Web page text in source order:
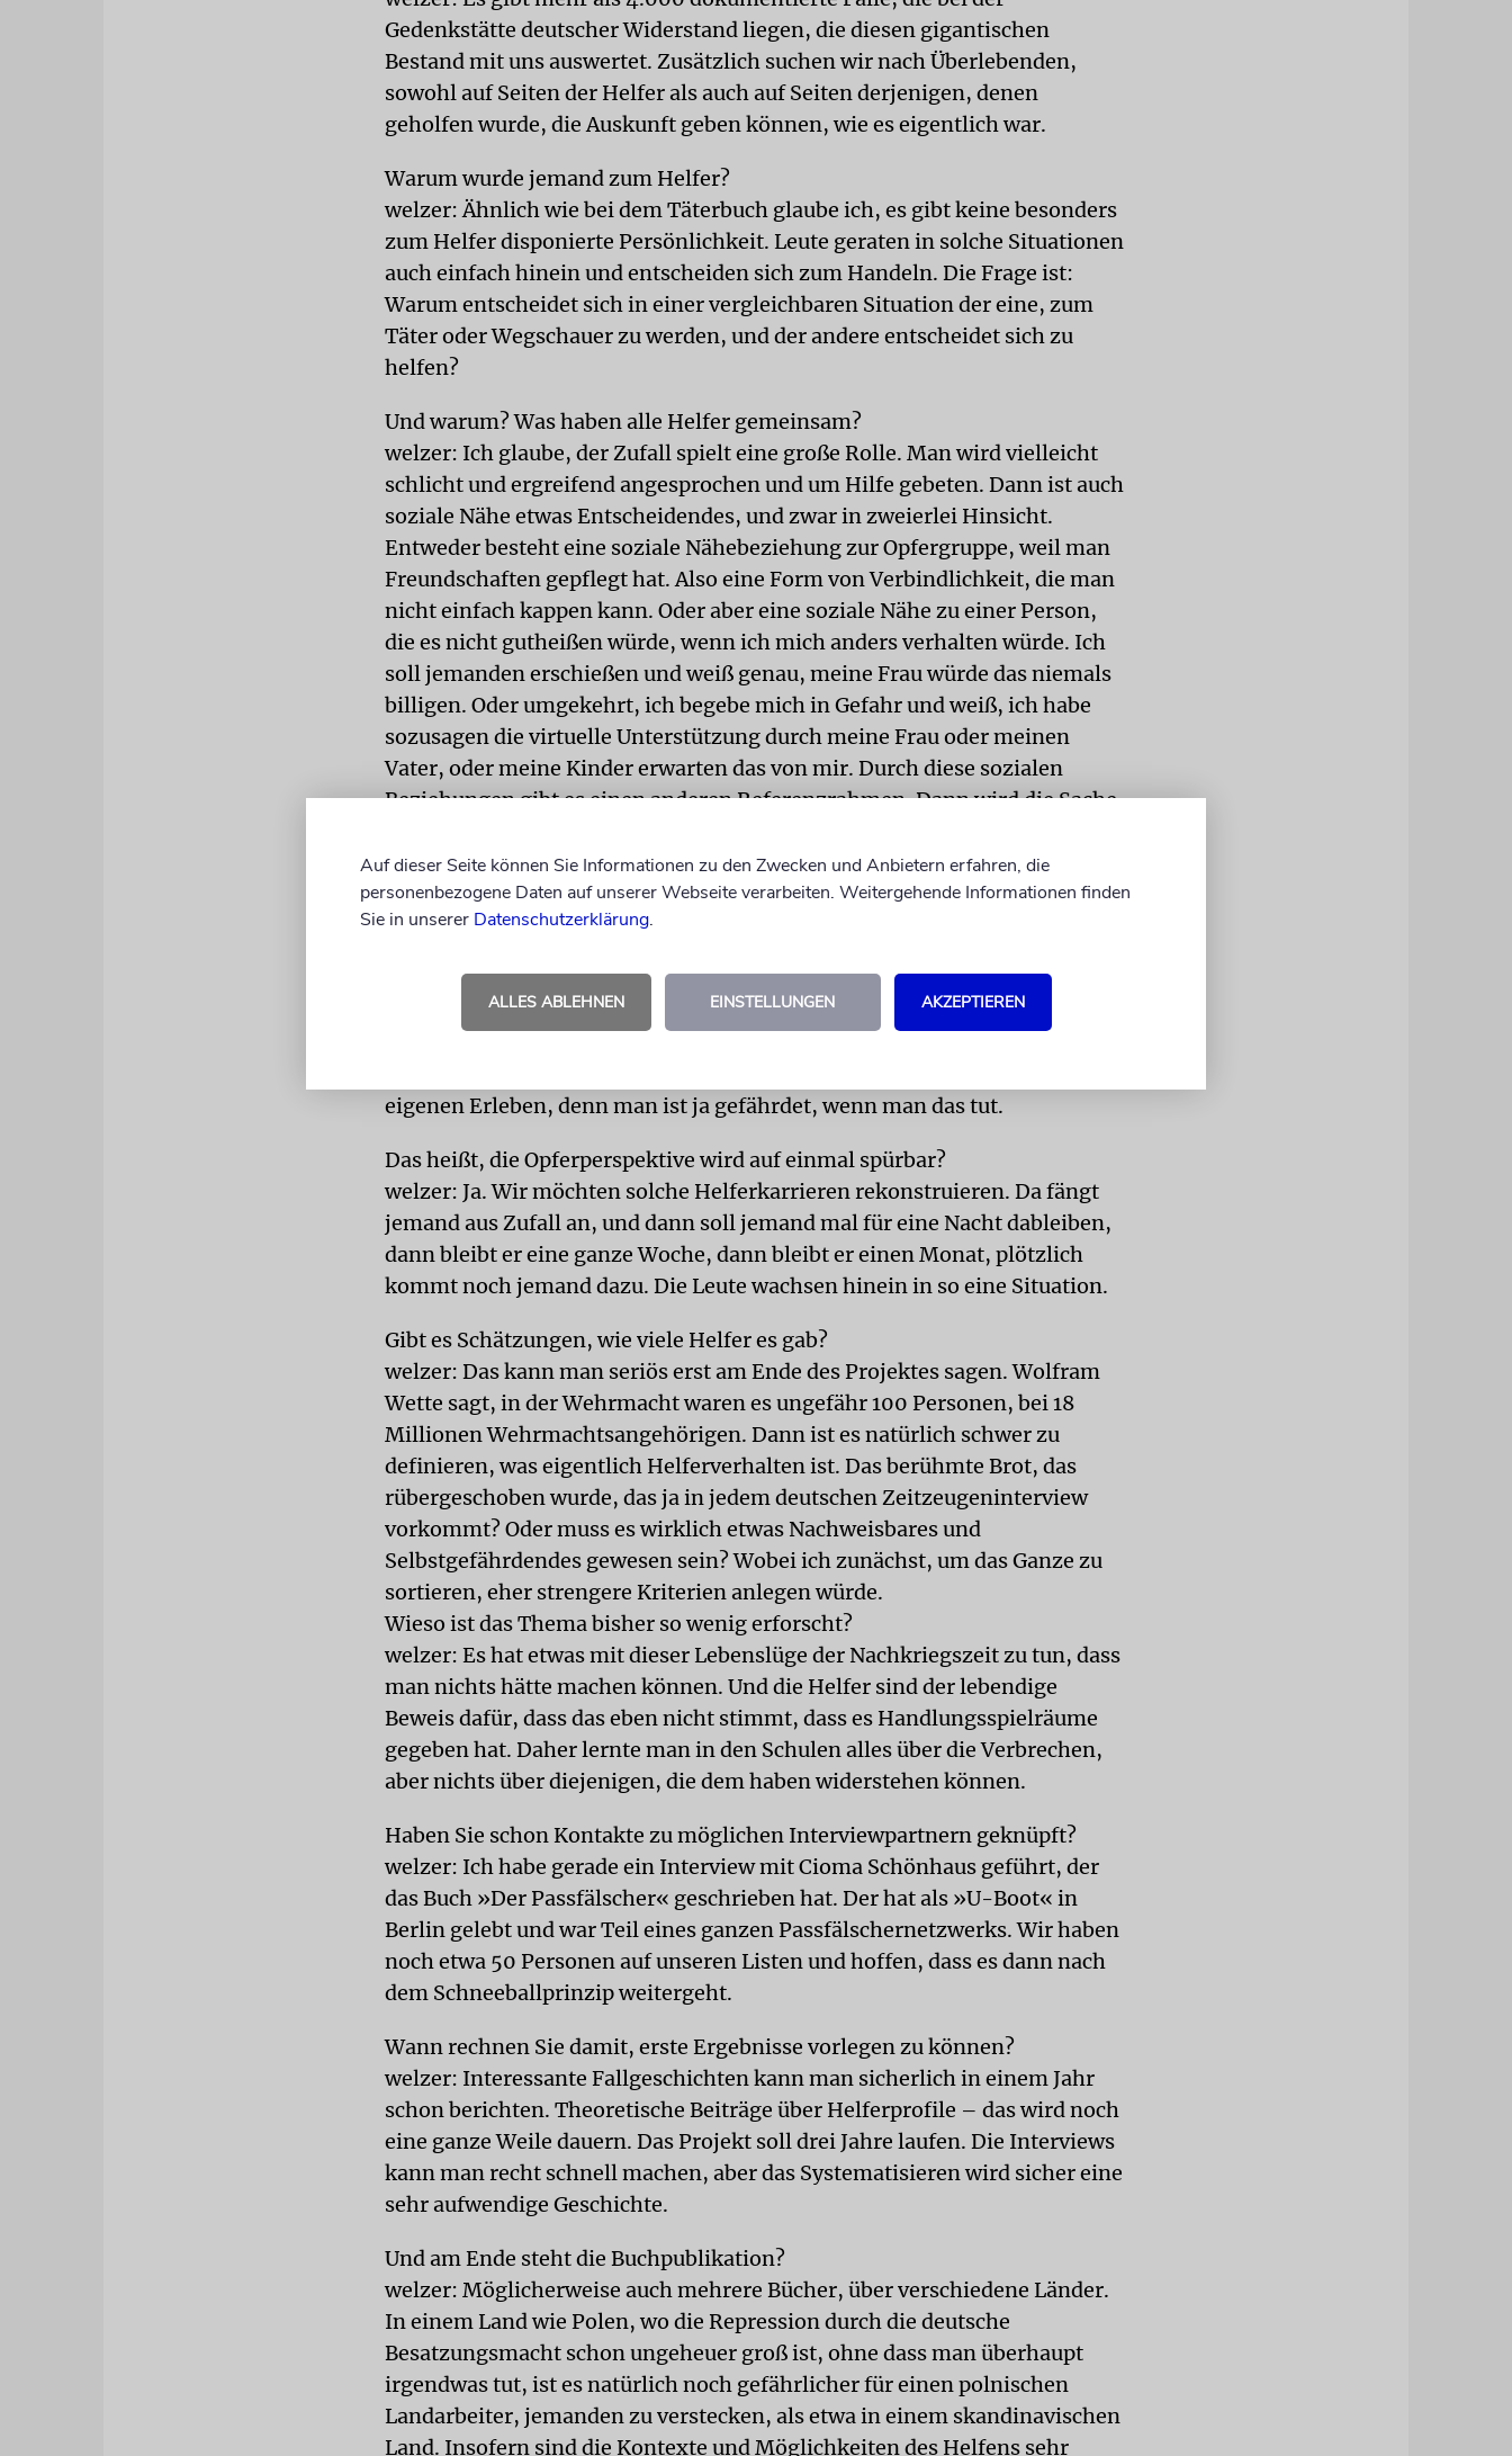
Gedenkstätte deutscher Widerstand liegen, die diesen gigantischen
Bestand mit uns auswertet. Zusätzlich suchen wir nach Überlebenden,
sowohl auf Seiten der Helfer als auch auf Seiten derjenigen, denen
geholfen wurde, die Auskunft geben können, wie es eigentlich war.
Warum wurde jemand zum Helfer?
welzer: Ähnlich wie bei dem Täterbuch glaube ich, es gibt keine besonders
zum Helfer disponierte Persönlichkeit. Leute geraten in solche Situationen
auch einfach hinein und entscheiden sich zum Handeln. Die Frage ist:
Warum entscheidet sich in einer vergleichbaren Situation der eine, zum
Täter oder Wegschauer zu werden, und der andere entscheidet sich zu
helfen?
Und warum? Was haben alle Helfer gemeinsam?
welzer: Ich glaube, der Zufall spielt eine große Rolle. Man wird vielleicht
schlicht und ergreifend angesprochen und um Hilfe gebeten. Dann ist auch
soziale Nähe etwas Entscheidendes, und zwar in zweierlei Hinsicht.
Entweder besteht eine soziale Nähebeziehung zur Opfergruppe, weil man
Freundschaften gepflegt hat. Also eine Form von Verbindlichkeit, die man
nicht einfach kappen kann. Oder aber eine soziale Nähe zu einer Person,
die es nicht gutheißen würde, wenn ich mich anders verhalten würde. Ich
soll jemanden erschießen und weiß genau, meine Frau würde das niemals
billigen. Oder umgekehrt, ich begebe mich in Gefahr und weiß, ich habe
sozusagen die virtuelle Unterstützung durch meine Frau oder meinen
Vater, oder meine Kinder erwarten das von mir. Durch diese sozialen
Beziehungen gibt es einen anderen Referenzrahmen. Dann wird die Sache
Täter und in Situation B zum Helfer. Und dann gibt es regelrechte
Helferkarrieren: Jemand hilft einmal aus einer spontanen Situation
heraus, und dann verstetigt sich dieses Hilfeverhalten.
Wie kommt es dazu?
welzer: Wenn man sich einmal normenwidrig verhält und jemandem hilft,
eigenen Erleben, denn man ist ja gefährdet, wenn man das tut.
Das heißt, die Opferperspektive wird auf einmal spürbar?
welzer: Ja. Wir möchten solche Helferkarrieren rekonstruieren. Da fängt
jemand aus Zufall an, und dann soll jemand mal für eine Nacht dableiben,
dann bleibt er eine ganze Woche, dann bleibt er einen Monat, plötzlich
kommt noch jemand dazu. Die Leute wachsen hinein in so eine Situation.
Gibt es Schätzungen, wie viele Helfer es gab?
welzer: Das kann man seriös erst am Ende des Projektes sagen. Wolfram
Wette sagt, in der Wehrmacht waren es ungefähr 100 Personen, bei 18
Millionen Wehrmachtsangehörigen. Dann ist es natürlich schwer zu
definieren, was eigentlich Helferverhalten ist. Das berühmte Brot, das
rübergeschoben wurde, das ja in jedem deutschen Zeitzeugeninterview
vorkommt? Oder muss es wirklich etwas Nachweisbares und
Selbstgefährdendes gewesen sein? Wobei ich zunächst, um das Ganze zu
sortieren, eher strengere Kriterien anlegen würde.
Wieso ist das Thema bisher so wenig erforscht?
welzer: Es hat etwas mit dieser Lebenslüge der Nachkriegszeit zu tun, dass
man nichts hätte machen können. Und die Helfer sind der lebendige
Beweis dafür, dass das eben nicht stimmt, dass es Handlungsspielräume
gegeben hat. Daher lernte man in den Schulen alles über die Verbrechen,
aber nichts über diejenigen, die dem haben widerstehen können.
Haben Sie schon Kontakte zu möglichen Interviewpartnern geknüpft?
welzer: Ich habe gerade ein Interview mit Cioma Schönhaus geführt, der
das Buch »Der Passfälscher« geschrieben hat. Der hat als »U-Boot« in
Berlin gelebt und war Teil eines ganzen Passfälschernetzwerks. Wir haben
noch etwa 50 Personen auf unseren Listen und hoffen, dass es dann nach
dem Schneeballprinzip weitergeht.
Wann rechnen Sie damit, erste Ergebnisse vorlegen zu können?
welzer: Interessante Fallgeschichten kann man sicherlich in einem Jahr
schon berichten. Theoretische Beiträge über Helferprofile – das wird noch
eine ganze Weile dauern. Das Projekt soll drei Jahre laufen. Die Interviews
kann man recht schnell machen, aber das Systematisieren wird sicher eine
sehr aufwendige Geschichte.
Und am Ende steht die Buchpublikation?
welzer: Möglicherweise auch mehrere Bücher, über verschiedene Länder.
In einem Land wie Polen, wo die Repression durch die deutsche
Besatzungsmacht schon ungeheuer groß ist, ohne dass man überhaupt
irgendwas tut, ist es natürlich noch gefährlicher für einen polnischen
Landarbeiter, jemanden zu verstecken, als etwa in einem skandinavischen
Land. Insofern sind die Kontexte und Möglichkeiten des Helfens sehr
Auf dieser Seite können Sie Informationen zu den Zwecken und Anbietern erfahren, die
personenbezogene Daten auf unserer Webseite verarbeiten. Weitergehende Informationen finden
Sie in unserer Datenschutzerklärung.
ALLES ABLEHNEN EINSTELLUNGEN AKZEPTIEREN